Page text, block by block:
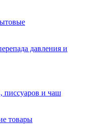
давления и
писсуаров и чаш
товары